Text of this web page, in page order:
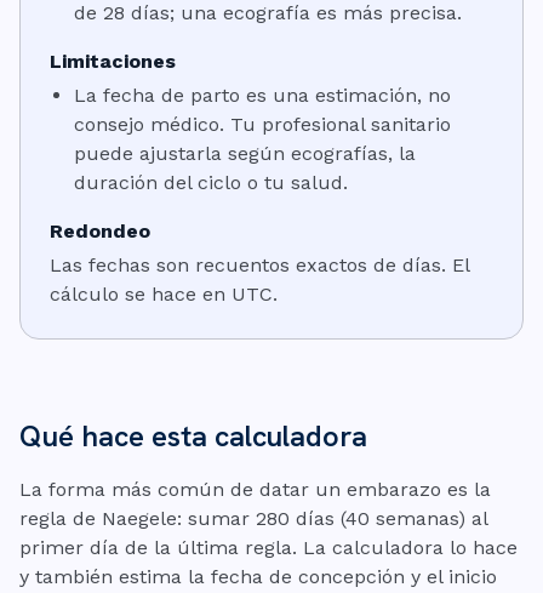
de 28 días; una ecografía es más precisa.
Limitaciones
La fecha de parto es una estimación, no
consejo médico. Tu profesional sanitario
puede ajustarla según ecografías, la
duración del ciclo o tu salud.
Redondeo
Las fechas son recuentos exactos de días. El
cálculo se hace en UTC.
Qué hace esta calculadora
La forma más común de datar un embarazo es la
regla de Naegele: sumar 280 días (40 semanas) al
primer día de la última regla. La calculadora lo hace
y también estima la fecha de concepción y el inicio